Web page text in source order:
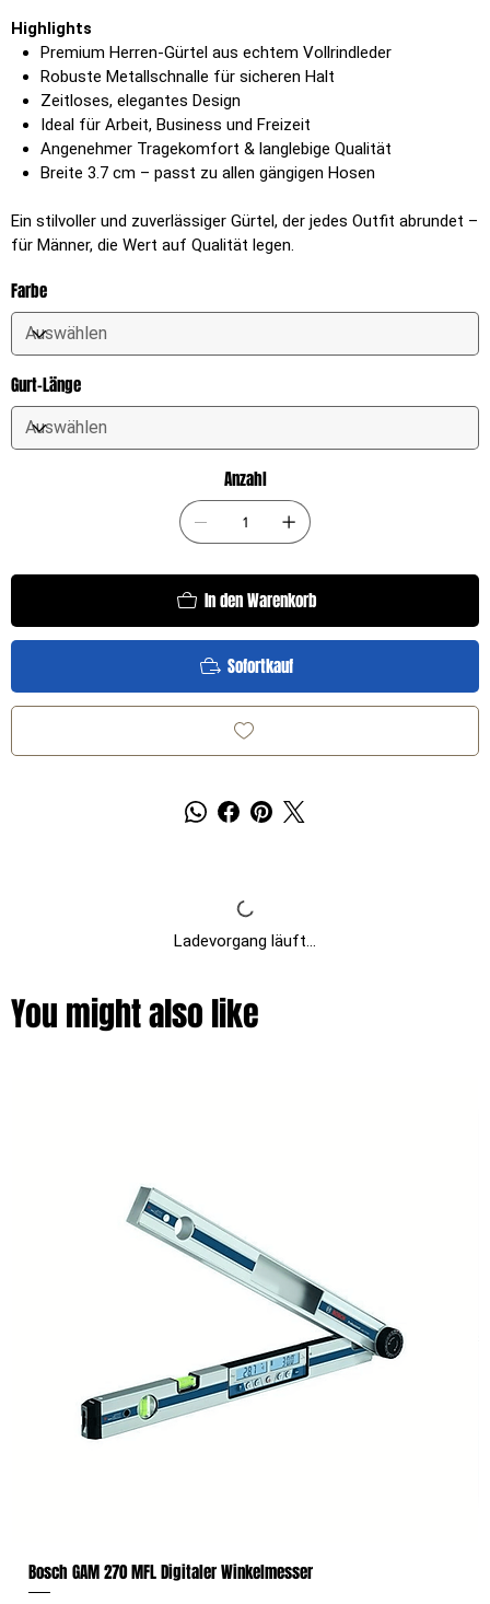
Highlights
Premium Herren-Gürtel aus echtem Vollrindleder
Robuste Metallschnalle für sicheren Halt
Zeitloses, elegantes Design
Ideal für Arbeit, Business und Freizeit
Angenehmer Tragekomfort & langlebige Qualität
Breite 3.7 cm – passt zu allen gängigen Hosen
Ein stilvoller und zuverlässiger Gürtel, der jedes Outfit abrundet –
für Männer, die Wert auf Qualität legen.
Farbe
Gurt-Länge
Anzahl
In den Warenkorb
Sofortkauf
Ladevorgang läuft...
You might also like
Bosch GAM 270 MFL Digitaler Winkelmesser